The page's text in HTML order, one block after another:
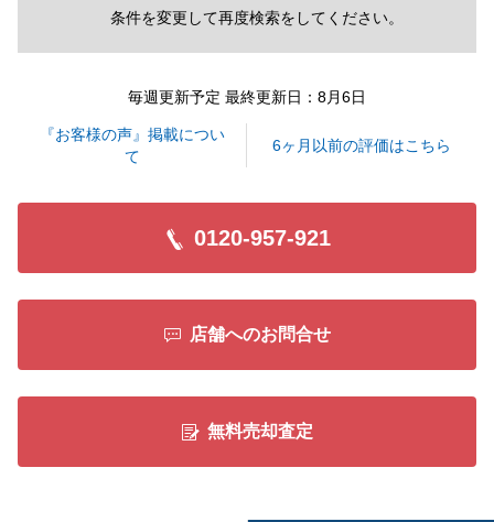
条件を変更して再度検索をしてください。
毎週更新予定 最終更新日：8月6日
『お客様の声』掲載につい
て
6ヶ月以前の評価はこちら
0120-957-921
店舗へのお問合せ
無料売却査定